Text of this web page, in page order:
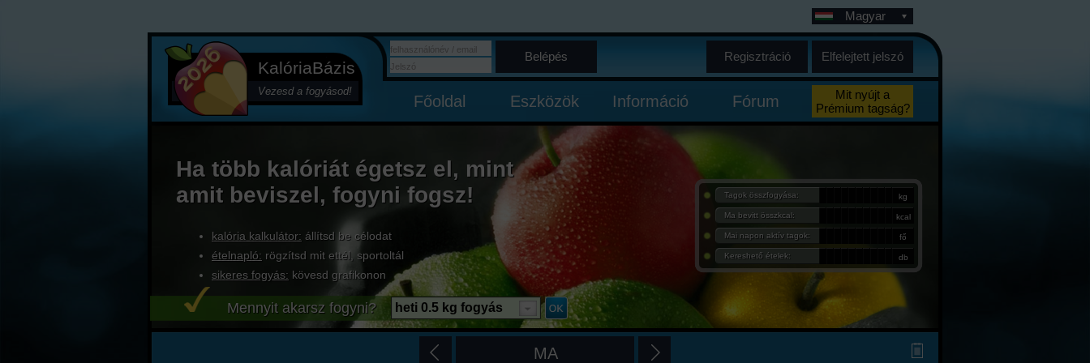
KalóriaBázis
Vezesd a fogyásod!
Magyar
Belépés Regisztráció Elfelejtett jelszó
Főoldal Eszközök Információ Fórum
Mit nyújt a
Prémium tagság?
Ha több kalóriát égetsz el, mint
amit beviszel, fogyni fogsz!
kalória kalkulátor: állítsd be célodat
ételnapló: rögzítsd mit ettél, sportoltál
sikeres fogyás: kövesd grafikonon
Tagok összfogyása: kg
Ma bevitt összkcal: kcal
Mai napon aktív tagok: fő
Kereshető ételek: db
Mennyit akarsz fogyni? heti 0.5 kg fogyás
MA